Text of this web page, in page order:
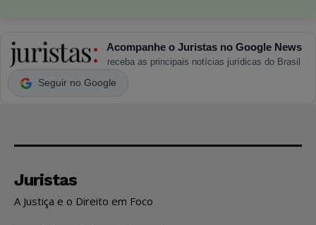
Acompanhe o Juristas no Google News
receba as principais notícias jurídicas do Brasil
Seguir no Google
Juristas
A Justiça e o Direito em Foco